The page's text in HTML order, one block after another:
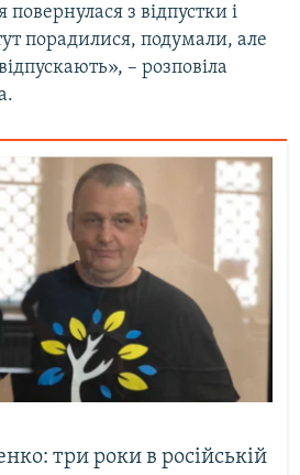
повернулася з відпустки і
порадилися, подумали, але
– розповіла
три роки в російській